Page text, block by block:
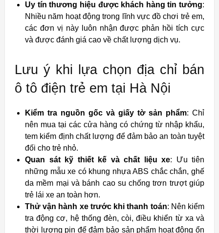
Uy tín thương hiệu được khách hàng tin tưởng:
Nhiều năm hoạt động trong lĩnh vực đồ chơi trẻ em,
các đơn vị này luôn nhận được phản hồi tích cực
và được đánh giá cao về chất lượng dịch vụ.
Lưu ý khi lựa chọn địa chỉ bán
ô tô điện trẻ em tại Hà Nội
Kiểm tra nguồn gốc và giấy tờ sản phẩm: Chỉ
nên mua tại các cửa hàng có chứng từ nhập khẩu,
tem kiểm định chất lượng để đảm bảo an toàn tuyệt
đối cho trẻ nhỏ.
Quan sát kỹ thiết kế và chất liệu xe: Ưu tiên
những mẫu xe có khung nhựa ABS chắc chắn, ghế
da mềm mại và bánh cao su chống trơn trượt giúp
trẻ lái xe an toàn hơn.
Thử vận hành xe trước khi thanh toán: Nên kiểm
tra động cơ, hệ thống đèn, còi, điều khiển từ xa và
thời lượng pin để đảm bảo sản phẩm hoạt động ổn